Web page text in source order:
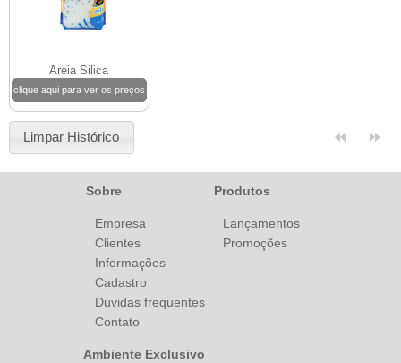
Areia Silica
clique aqui para ver os preços
Limpar Histórico
Sobre
Empresa
Clientes
Informações
Cadastro
Dúvidas frequentes
Contato
Produtos
Lançamentos
Promoções
Ambiente Exclusivo